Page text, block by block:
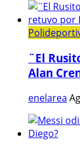
¨El
Alan
enelarea